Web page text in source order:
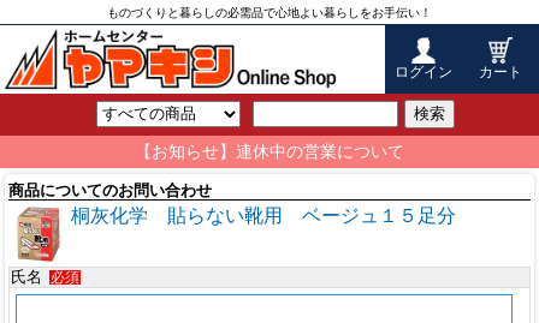
ものづくりと暮らしの必需品で心地よい暮らしをお手伝い！
ログイン カート
検索
【お知らせ】連休中の営業について
商品についてのお問い合わせ
桐灰化学 貼らない靴用 ベージュ１５足分
氏名 必須